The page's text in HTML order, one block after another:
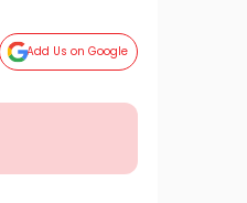
Add Us on Google